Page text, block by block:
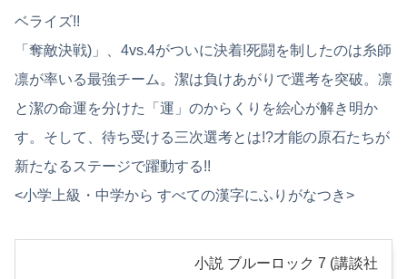
ベライズ!!
「奪敵決戦)」、4vs.4がついに決着!死闘を制したのは糸師
凛が率いる最強チーム。潔は負けあがりで選考を突破。凛
と潔の命運を分けた「運」のからくりを絵心が解き明か
す。そして、待ち受ける三次選考とは!?才能の原石たちが
新たなるステージで躍動する!!
<小学上級・中学から すべての漢字にふりがなつき>
小説 ブルーロック 7 (講談社